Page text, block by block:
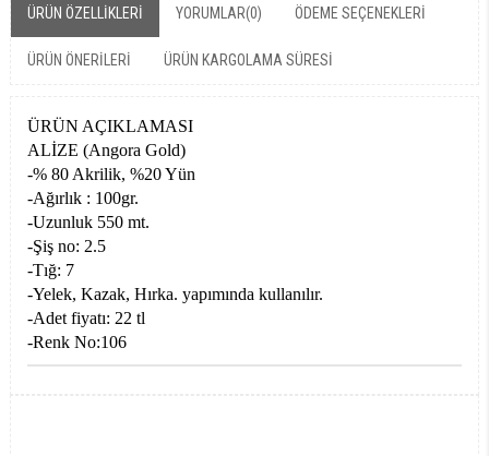
ÜRÜN ÖZELLIKLERI YORUMLAR(0) ÖDEME SEÇENEKLERI
ÜRÜN ÖNERILERI ÜRÜN KARGOLAMA SÜRESI
ÜRÜN AÇIKLAMASI
ALİZE (Angora Gold)
-% 80 Akrilik, %20 Yün
-Ağırlık : 100gr.
-Uzunluk 550 mt.
-Şiş no: 2.5
-Tığ: 7
-Yelek, Kazak, Hırka. yapımında kullanılır.
-Adet fiyatı: 22 tl
-Renk No:106